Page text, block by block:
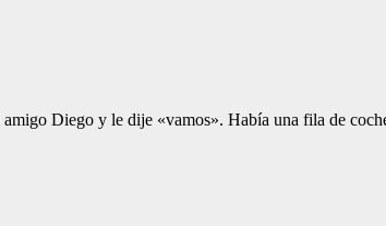
Diego y le dije «vamos». Había una fila de